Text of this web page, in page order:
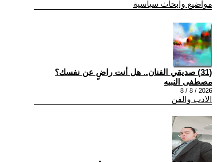
مواضيع وابحاث سياسية
(31) صديقي الفنان.. هل أنت راضٍ عن نفسك؟
مصطفى النبيه
2026 / 8 / 8
الادب والفن